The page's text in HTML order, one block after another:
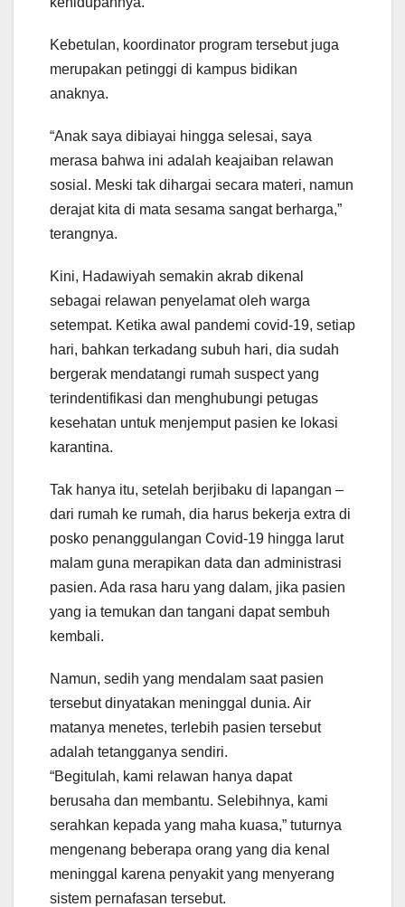
Kebetulan, koordinator program tersebut juga
merupakan petinggi di kampus bidikan
anaknya.
“Anak saya dibiayai hingga selesai, saya
merasa bahwa ini adalah keajaiban relawan
sosial. Meski tak dihargai secara materi, namun
derajat kita di mata sesama sangat berharga,”
terangnya.
Kini, Hadawiyah semakin akrab dikenal
sebagai relawan penyelamat oleh warga
setempat. Ketika awal pandemi covid-19, setiap
hari, bahkan terkadang subuh hari, dia sudah
bergerak mendatangi rumah suspect yang
terindentifikasi dan menghubungi petugas
kesehatan untuk menjemput pasien ke lokasi
karantina.
Tak hanya itu, setelah berjibaku di lapangan –
dari rumah ke rumah, dia harus bekerja extra di
posko penanggulangan Covid-19 hingga larut
malam guna merapikan data dan administrasi
pasien. Ada rasa haru yang dalam, jika pasien
yang ia temukan dan tangani dapat sembuh
kembali.
Namun, sedih yang mendalam saat pasien
tersebut dinyatakan meninggal dunia. Air
matanya menetes, terlebih pasien tersebut
adalah tetangganya sendiri.
“Begitulah, kami relawan hanya dapat
berusaha dan membantu. Selebihnya, kami
serahkan kepada yang maha kuasa,” tuturnya
mengenang beberapa orang yang dia kenal
meninggal karena penyakit yang menyerang
sistem pernafasan tersebut.